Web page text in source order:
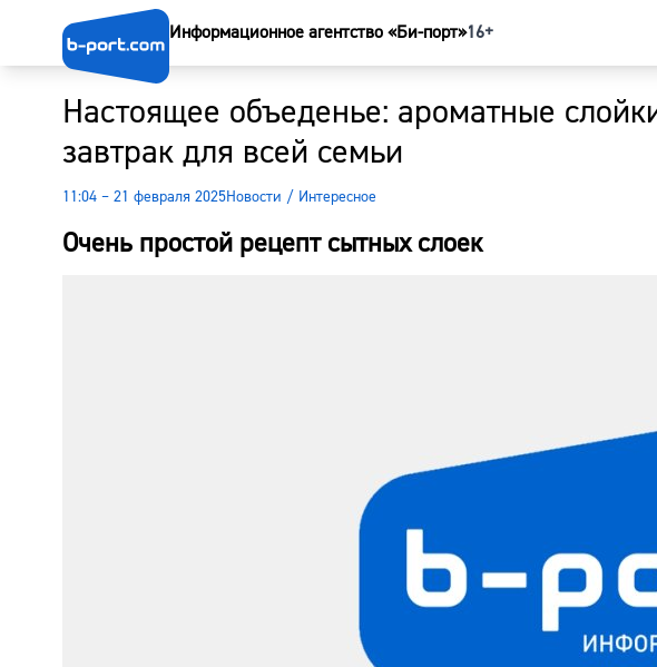
Информационное агентство «Би-порт»16+
Настоящее объеденье: ароматные
завтрак для всей семьи
11:04 – 21 февраля 2025Новости / Интересное
Очень простой рецепт сытных слоек